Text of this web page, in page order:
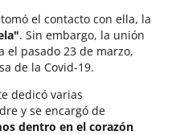
el contacto con ella, la
. Sin embargo, la unión
pasado 23 de marzo,
de la Covid-19.
dedicó varias
y se encargó de
dentro en el corazón